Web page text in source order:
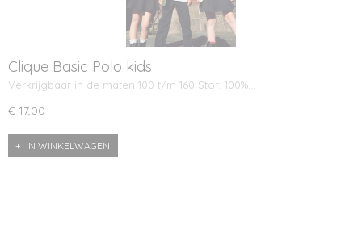
Clique Basic Polo kids
Verkrijgbaar in de maten 100 t/m 160 Stof: 100%…
€ 17,00
IN WINKELWAGEN